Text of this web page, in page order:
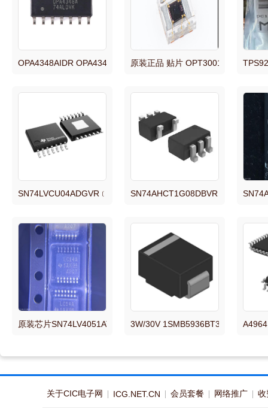
OPA4348AIDR OPA4348A SOIC-14 1MHz 45uA 四路运算放大器
原装正品 贴片 OPT3001IDNPRQ1
SN74LVCU04ADGVR﹝IC INVERTER 6CH 6-INP 14TVSOP﹞芯片
SN74AHCT1G08DBVR 丝印:B08G
原装芯片SN74LV4051ATPWRQ1 TSSOP16 L4051AQ原装现货
3W/30V 1SMB5936BT3G 丝印
关于CIC电子网 ICG.NET.CN 会员套餐 网络推广 收